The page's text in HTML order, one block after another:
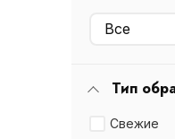
Все
Тип
Свежие